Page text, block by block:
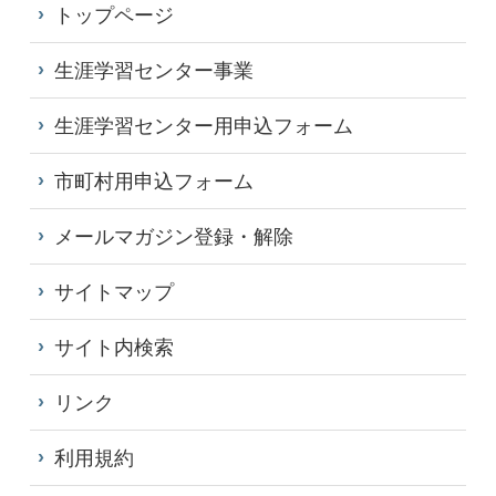
トップページ
生涯学習センター事業
生涯学習センター用申込フォーム
市町村用申込フォーム
メールマガジン登録・解除
サイトマップ
サイト内検索
リンク
利用規約